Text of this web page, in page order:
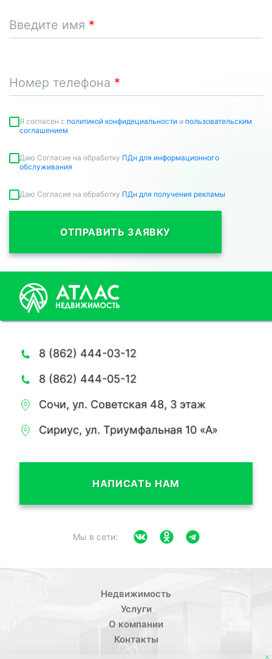
Введите имя
Номер телефона
Я согласен c политикой конфидециальности и пользовательским
соглашением
Даю Согласие на обработку ПДн для информационного
обслуживания
Даю Согласие на обработку ПДн для получения рекламы
ОТПРАВИТЬ ЗАЯВКУ
8 (862) 444-03-12
8 (862) 444-05-12
Сочи, ул. Советская 48, 3 этаж
Сириус, ул. Триумфальная 10 «А»
НАПИСАТЬ НАМ
Мы в сети:
Недвижимость
Услуги
О компании
Контакты